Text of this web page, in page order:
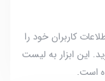
کاربران خود را
این ابزار به لیست
است.